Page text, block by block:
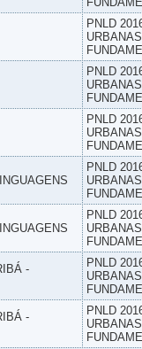
PNLD
PNLD
PNLD
PNLD
PNLD
-
PNLD
-
PNLD